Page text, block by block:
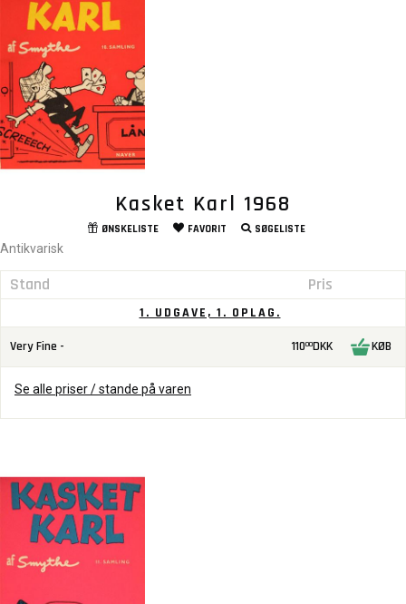
Kasket Karl 1968
ØNSKELISTE FAVORIT SØGELISTE
Antikvarisk
Stand Pris
1. UDGAVE, 1. OPLAG.
Very Fine - 11000DKK KØB
Se alle priser / stande på varen